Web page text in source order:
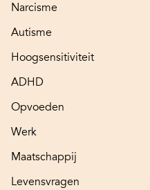
Narcisme
Autisme
Hoogsensitiviteit
ADHD
Opvoeden
Werk
Maatschappij
Levensvragen